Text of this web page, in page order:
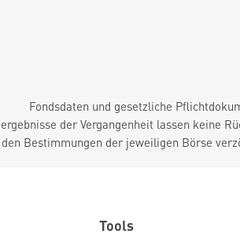
Fondsdaten und gesetzliche
der Vergangenheit lassen keine
Bestimmungen der jeweiligen Börse
Tools